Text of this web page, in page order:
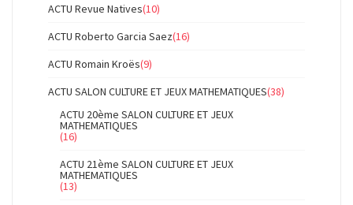
ACTU Revue Natives(10)
ACTU Roberto Garcia Saez(16)
ACTU Romain Kroës(9)
ACTU SALON CULTURE ET JEUX MATHEMATIQUES(38)
ACTU 20ème SALON CULTURE ET JEUX
MATHEMATIQUES
(16)
ACTU 21ème SALON CULTURE ET JEUX
MATHEMATIQUES
(13)